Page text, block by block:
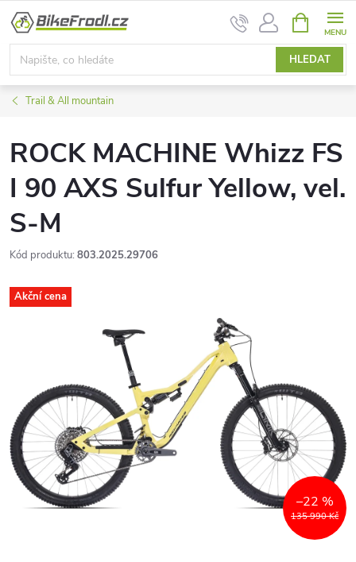
Přejít
obsah
HLEDAT
NÁKUPNÍ
KOŠÍK
Trail & All mountain
ROCK MACHINE Whizz FS
I 90 AXS Sulfur Yellow, vel.
S-M
Kód produktu: 803.2025.29706
Akční cena
135 990 Kč
–22 %